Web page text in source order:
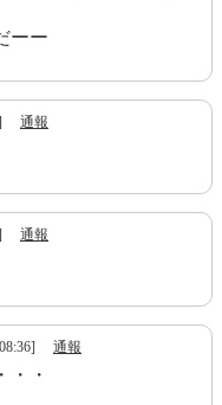
ーー
通報
通報
通報
・・